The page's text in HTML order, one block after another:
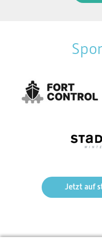
Jetzt auf